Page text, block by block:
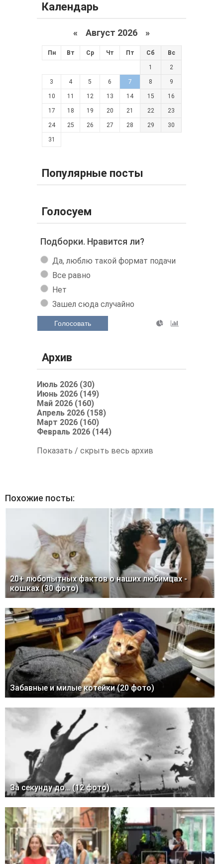
Календарь
« Август 2026 »
Пн Вт Ср Чт Пт Сб Вс
1 2
3 4 5 6 7 8 9
10 11 12 13 14 15 16
17 18 19 20 21 22 23
24 25 26 27 28 29 30
31
Популярные посты
Голосуем
Подборки. Нравится ли?
Да, люблю такой формат подачи
Все равно
Нет
Зашел сюда случайно
Голосовать
Архив
Июль 2026 (30)
Июнь 2026 (149)
Май 2026 (160)
Апрель 2026 (158)
Март 2026 (160)
Февраль 2026 (144)
Показать / скрыть весь архив
Похожие посты:
20+ любопытных фактов о наших любимцах -
кошках (30 фото)
Забавные и милые котейки (20 фото)
За секунду до… (12 фото)